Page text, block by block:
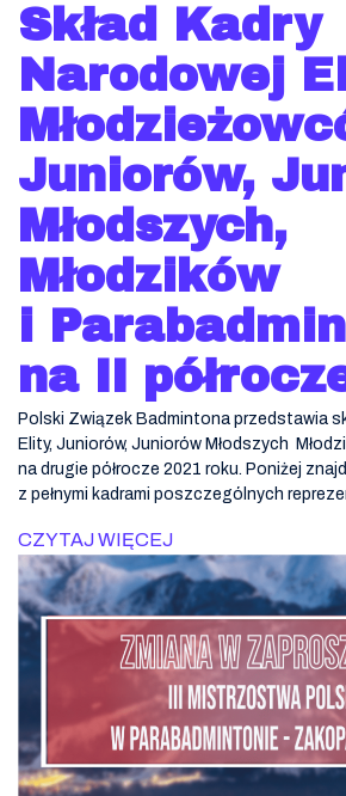
Skład Kadry
Narodowej
Juniorów,
Młodszych,
Młodzików
i
na II
Polski Związek Badmintona przedstawia
Elity, Juniorów, Juniorów Młodszych
na drugie półrocze 2021 roku. Poniżej
z pełnymi kadrami poszczególnych
CZYTAJ WIĘCEJ